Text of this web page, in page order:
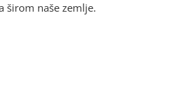
širom naše zemlje.